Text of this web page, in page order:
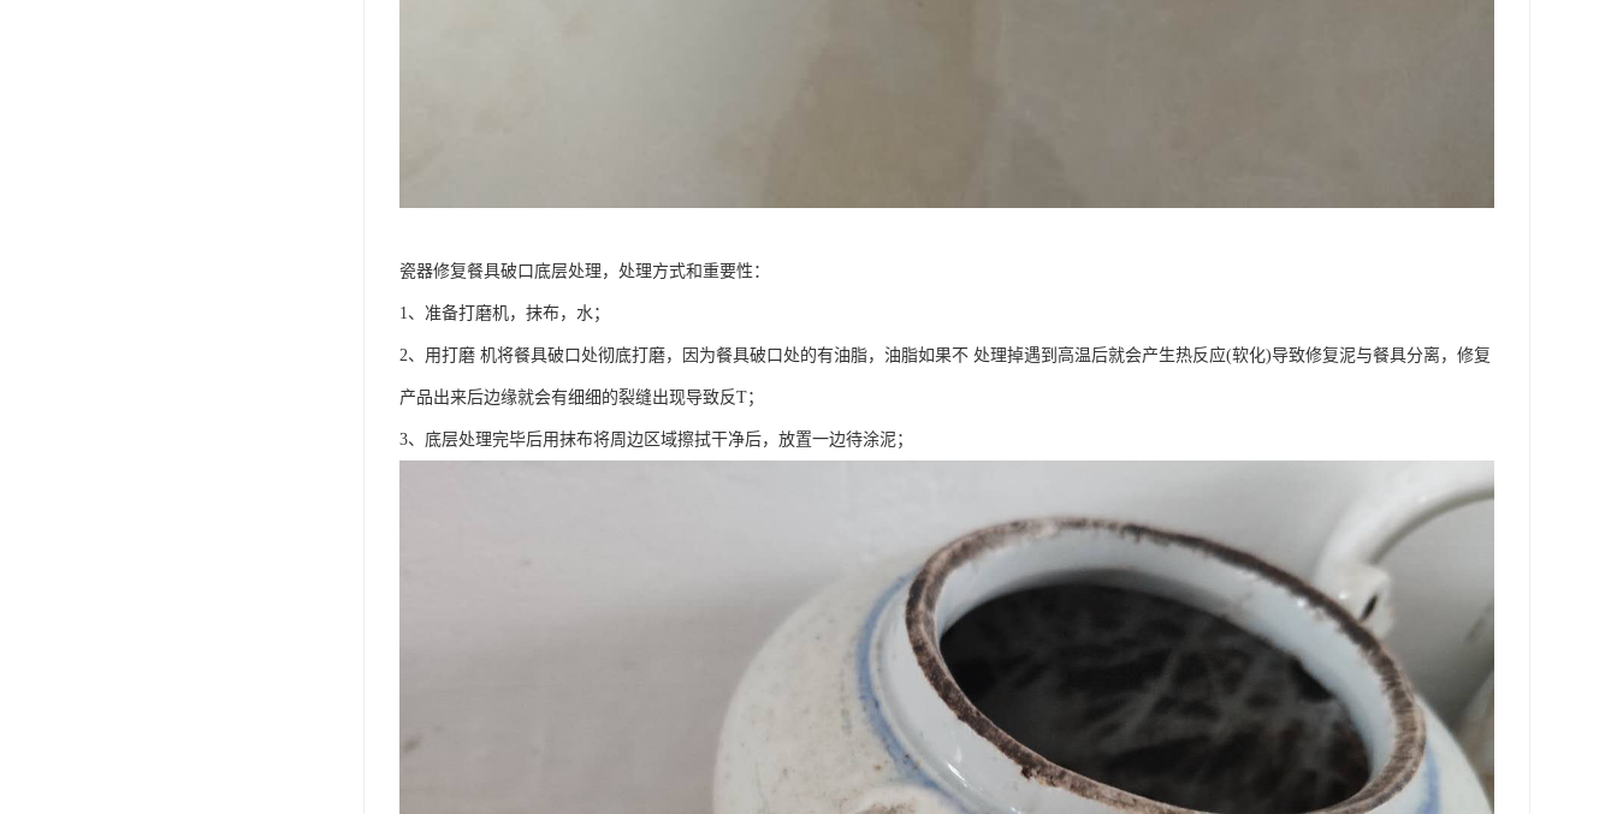
瓷器修复餐具破口底层处理，处理方式和重要性：
1、准备打磨机，抹布，水；
2、用打磨 机将餐具破口处彻底打磨，因为餐具破口处的有油脂，油脂如果不 处理掉遇到高温后就会产生热反应(软化)导致修复泥与餐具分离，修复
产品出来后边缘就会有细细的裂缝出现导致反T；
3、底层处理完毕后用抹布将周边区域擦拭干净后，放置一边待涂泥；